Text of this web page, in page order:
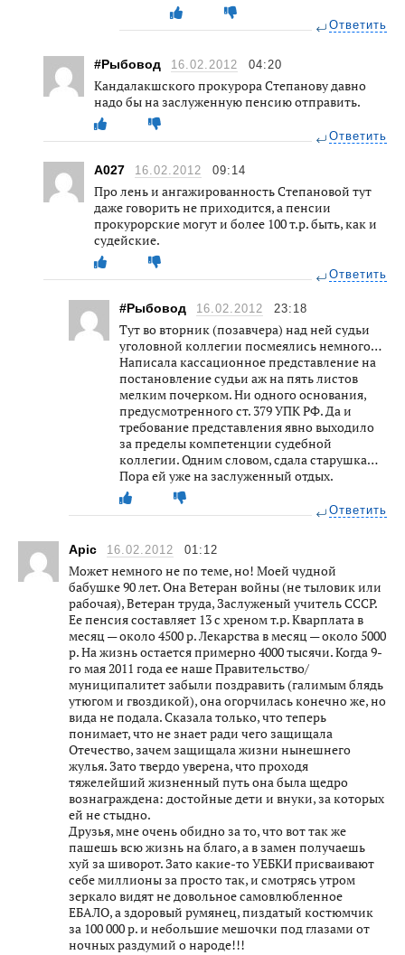
Ответить
#Рыбовод 16.02.2012 04:20
Кандалакшского прокурора Степанову давно
надо бы на заслуженную пенсию отправить.
Ответить
A027 16.02.2012 09:14
Про лень и ангажированность Степановой тут
даже говорить не приходится, а пенсии
прокурорские могут и более 100 т.р. быть, как и
судейские.
Ответить
#Рыбовод 16.02.2012 23:18
Тут во вторник (позавчера) над ней судьи
уголовной коллегии посмеялись немного…
Написала кассационное представление на
постановление судьи аж на пять листов
мелким почерком. Ни одного основания,
предусмотренного ст. 379 УПК РФ. Да и
требование представления явно выходило
за пределы компетенции судебной
коллегии. Одним словом, сдала старушка…
Пора ей уже на заслуженный отдых.
Ответить
Apic 16.02.2012 01:12
Может немного не по теме, но! Моей чудной
бабушке 90 лет. Она Ветеран войны (не тыловик или
рабочая), Ветеран труда, Заслуженый учитель СССР.
Ее пенсия составляет 13 с хреном т.р. Кварплата в
месяц — около 4500 р. Лекарства в месяц — около 5000
р. На жизнь остается примерно 4000 тысячи. Когда 9-
го мая 2011 года ее наше Правительство/
муниципалитет забыли поздравить (галимым блядь
утюгом и гвоздикой), она огорчилась конечно же, но
вида не подала. Сказала только, что теперь
понимает, что не знает ради чего защищала
Отечество, зачем защищала жизни нынешнего
жулья. Зато твердо уверена, что проходя
тяжелейший жизненный путь она была щедро
вознаграждена: достойные дети и внуки, за которых
ей не стыдно.
Друзья, мне очень обидно за то, что вот так же
пашешь всю жизнь на благо, а в замен получаешь
хуй за шиворот. Зато какие-то УЕБКИ присваивают
себе миллионы за просто так, и смотрясь утром
зеркало видят не довольное самовлюбленное
ЕБАЛО, а здоровый румянец, пиздатый костюмчик
за 100 000 р. и небольшие мешочки под глазами от
ночных раздумий о народе!!!